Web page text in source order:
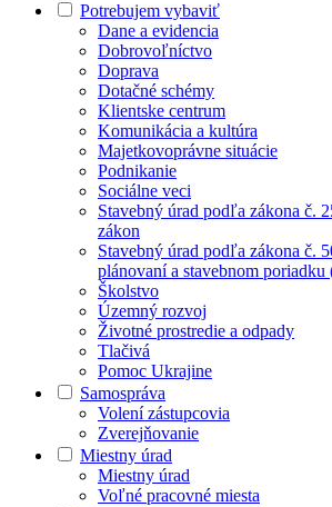
Potrebujem vybaviť
Dane a evidencia
Dobrovoľníctvo
Doprava
Dotačné schémy
Klientske centrum
Komunikácia a kultúra
Majetkovoprávne situácie
Podnikanie
Sociálne veci
Stavebný úrad podľa zákona č.
zákon
Stavebný úrad podľa zákona č.
plánovaní a stavebnom poriadku
Školstvo
Územný rozvoj
Životné prostredie a odpady
Tlačivá
Pomoc Ukrajine
Samospráva
Volení zástupcovia
Zverejňovanie
Miestny úrad
Miestny úrad
Voľné pracovné miesta